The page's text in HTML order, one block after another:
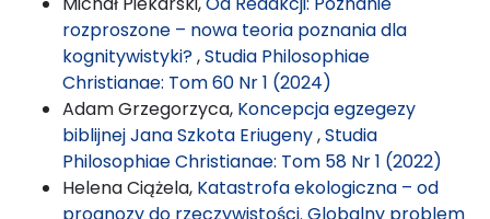
rozproszone – nowa teoria poznania dla
kognitywistyki?,Studia Philosophiae
Christianae: Tom 60 Nr 1 (2024)
Adam Grzegorzyca, Koncepcja egzegezy
biblijnej Jana Szkota Eriugeny,Studia
Philosophiae Christianae: Tom 58 Nr 1 (2022)
Helena Ciążela, Katastrofa ekologiczna – od